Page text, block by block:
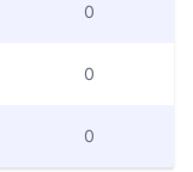
0
0
0